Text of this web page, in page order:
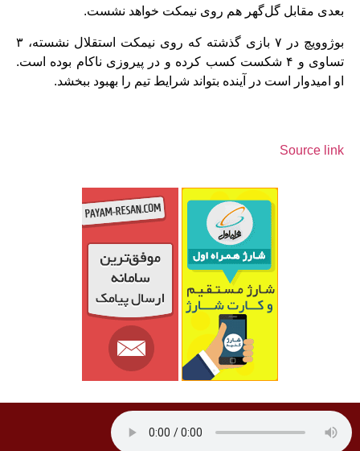
بعدی مقابل گل‌گهر هم روی نیمکت خواهد نشست.
بوژوویچ در ۷ بازی گذشته که روی نیمکت استقلال نشسته، ۳
تساوی و ۴ شکست کسب کرده و در پیروزی ناکام بوده است.
او امیدوار است در آینده بتواند شرایط تیم را بهبود ببخشد.
Source link